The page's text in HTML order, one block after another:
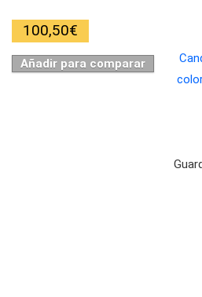
100,50€
Añadir para comparar